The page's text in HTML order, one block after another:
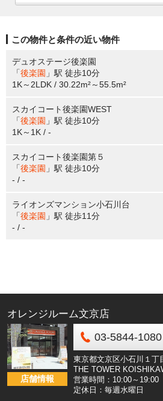
この物件と条件の近い物件
デュオステージ後楽園
「後楽園 」駅 徒歩10分
1K～2LDK / 30.22m²～55.5m²
スカイコート後楽園WEST
「後楽園 」駅 徒歩10分
1K～1K / -
スカイコート後楽園第５
「後楽園 」駅 徒歩10分
- / -
ライオンズマンション小石川台
「後楽園 」駅 徒歩11分
- / -
オレンジルーム文京店
店舗情報
03-5844-1080
東京都文京区小石川１丁
THE TOWER
営業時間：10:00～19:00
定休日：毎週水曜日